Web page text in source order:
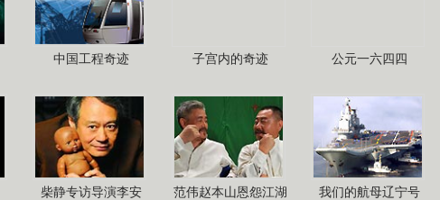
中国工程奇迹 子宫内的奇迹 公元一六四四
柴静专访导演李安 范伟赵本山恩怨江湖 我们的航母辽宁号